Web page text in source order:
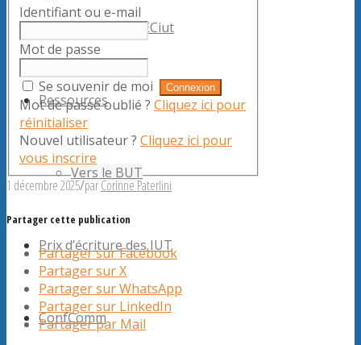
Rencontres de l’AECiut
Ressources
Vers le BUT
Prix d’écriture des IUT
ConfComm
Identifiant ou e-mail
Mot de passe
Se souvenir de moi
Mot de passe oublié ? Cliquez ici pour
réinitialiser
Nouvel utilisateur ? Cliquez ici pour
vous inscrire
1 décembre 2025/parCorinne Paterlini
Partager cette publication
Partager sur Facebook
Partager sur X
Partager sur WhatsApp
Partager sur LinkedIn
Partager par Mail